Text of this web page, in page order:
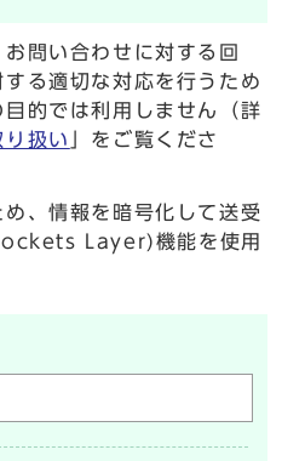
問い合わせに対する回
る適切な対応を行うため
的では利用しません（詳
扱い
」をご覧くださ
、情報を暗号化して送受
Layer)機能を使用